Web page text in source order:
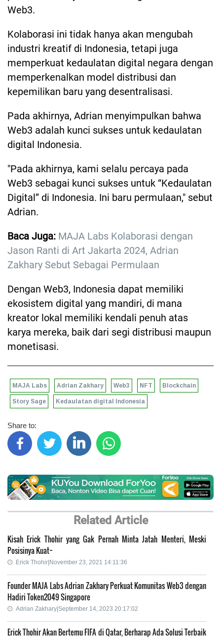
Web3.
Kolaborasi ini tidak hanya akan mengubah
industri kreatif di Indonesia, tetapi juga
memperkuat kedaulatan digital negara dengan
memperkenalkan model distribusi dan
kepemilikan baru yang desentralisasi.
Pada akhirnya, Adrian menyimpulkan bahwa
Web3 adalah kunci sukses untuk kedaulatan
digital Indonesia.
"Pada akhirnya, kami selalu percaya pada
Web3 sebagai kunci sukses untuk “Kedaulatan
Digital” di Indonesia. Ini baru permulaan," sebut
Adrian.
Baca Juga: MAJA Labs Kolaborasi dengan
Jason Ranti di Art Jakarta 2024, Adrian
Zakhary Sebut Sebagai Permulaan
Dengan Web3, Indonesia dapat memiliki
ekosistem digital yang mandiri, di mana
kreator lokal memiliki kendali penuh atas
karya mereka, baik dari segi distribusi maupun
monetisasi.
MAJA Labs Adrian Zakhary Web3 NFT Blockchain
Story Sage Kedaulatan digital Indonesia
Share to:
Related Article
Kisah Erick Thohir yang Gak Pernah Minta Jatah Menteri, Meski
Posisinya Kuat~
Erick Thohir|November 23, 2021 14:11:36
Founder MAJA Labs Adrian Zakhary Perkuat Komunitas Web3 dengan
Hadiri Token2049 Singapore
Adrian Zakhary|September 14, 2023 20:17:02
Erick Thohir Akan Bertemu FIFA di Qatar, Berharap Ada Solusi Terbaik